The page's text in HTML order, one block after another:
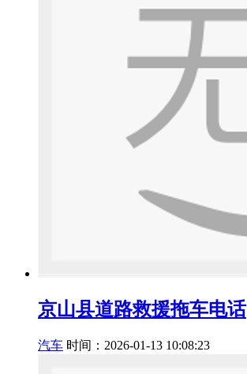
京山县道路救援拖车电话
汽车 时间：2026-01-13 10:08:23